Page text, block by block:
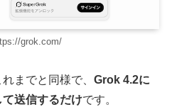
grok.com/
までと同様で、 Grok 4.2に
送信するだけです。